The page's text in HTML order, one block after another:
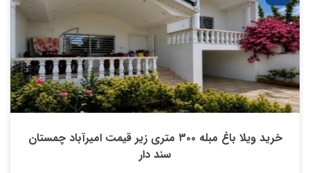
خرید ویلا باغ مبله ۳۰۰ متری زیر قیمت امیرآباد چمستان
سند دار